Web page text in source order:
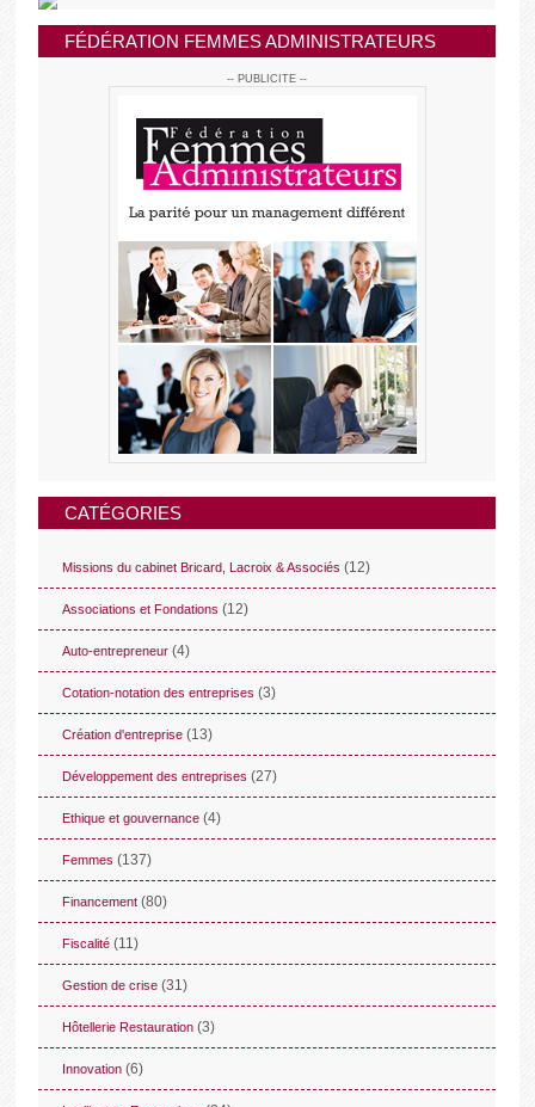
FÉDÉRATION FEMMES ADMINISTRATEURS
-- PUBLICITE --
CATÉGORIES
Missions du cabinet Bricard, Lacroix & Associés (12)
Associations et Fondations (12)
Auto-entrepreneur (4)
Cotation-notation des entreprises (3)
Création d'entreprise (13)
Développement des entreprises (27)
Ethique et gouvernance (4)
Femmes (137)
Financement (80)
Fiscalité (11)
Gestion de crise (31)
Hôtellerie Restauration (3)
Innovation (6)